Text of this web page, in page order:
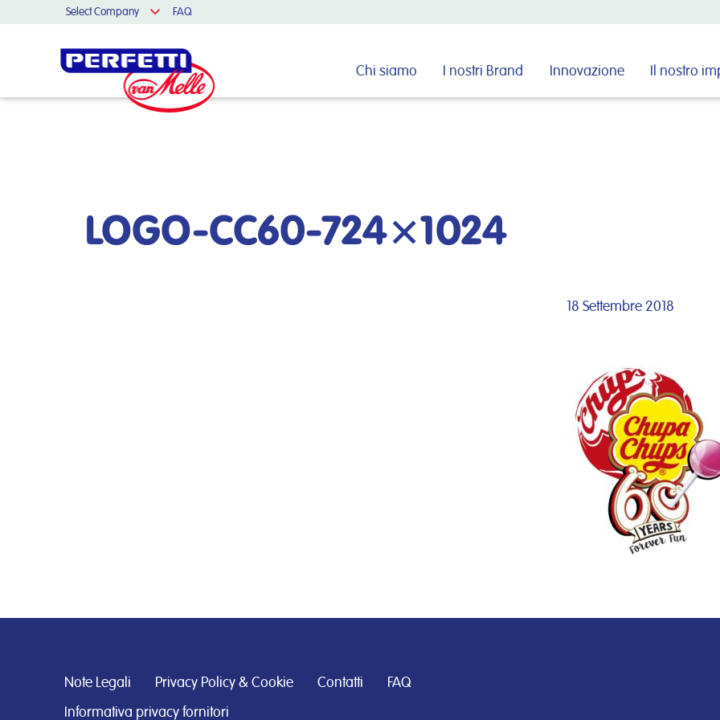
Select Company FAQ
Chi siamo I nostri Brand Innovazione Il nostro
Cerca nel sito
LOGO-CC60-724×1024
18 Settembre 2018
Note Legali Privacy Policy & Cookie Contatti FAQ
Informativa privacy fornitori